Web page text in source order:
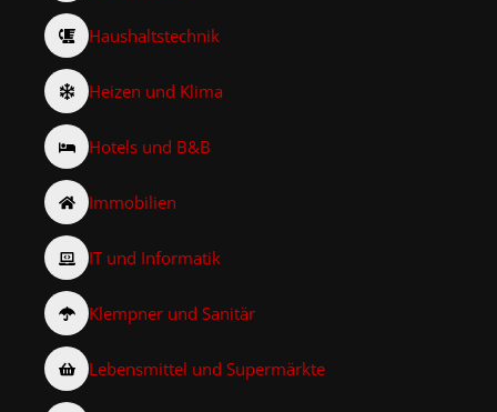
Haushaltstechnik
Heizen und Klima
Hotels und B&B
Immobilien
IT und Informatik
Klempner und Sanitär
Lebensmittel und Supermärkte